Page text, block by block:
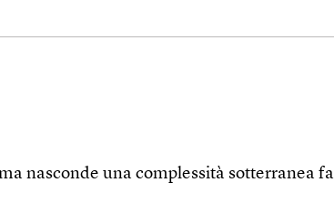
nasconde una complessità sotterranea